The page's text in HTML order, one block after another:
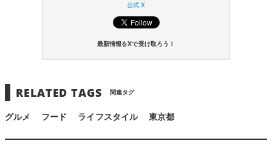
公式 X
最新情報をXで受け取ろう！
RELATED TAGS 関連タグ
グルメ フード ライフスタイル 東京都